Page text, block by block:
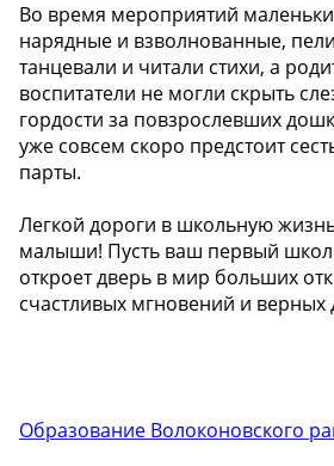
Во время мероприятий
нарядные и взволнованные,
танцевали и читали стихи, а
воспитатели не могли скрыть
гордости за повзрослевших
уже совсем скоро предстоит
парты.
Легкой дороги в школьную
малыши! Пусть ваш первый
откроет дверь в мир больших
счастливых мгновений и верных
Образование Волоконовского